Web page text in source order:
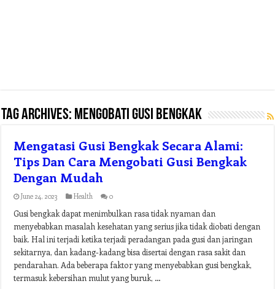
Tag Archives: mengobati gusi bengkak
Mengatasi Gusi Bengkak Secara Alami:
Tips Dan Cara Mengobati Gusi Bengkak
Dengan Mudah
June 24, 2023 Health 0
Gusi bengkak dapat menimbulkan rasa tidak nyaman dan
menyebabkan masalah kesehatan yang serius jika tidak diobati dengan
baik. Hal ini terjadi ketika terjadi peradangan pada gusi dan jaringan
sekitarnya, dan kadang-kadang bisa disertai dengan rasa sakit dan
pendarahan. Ada beberapa faktor yang menyebabkan gusi bengkak,
termasuk kebersihan mulut yang buruk, …